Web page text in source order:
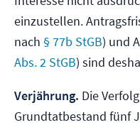
einzustellen.
nach § 77b StGB) und
Abs. 2 StGB) sind
Verjährung. Die
Grundtatbestand fünf